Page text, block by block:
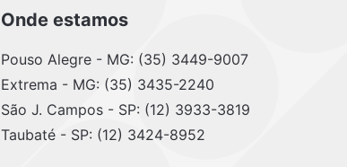
Onde estamos
Pouso Alegre - MG: (35) 3449-9007
Extrema - MG: (35) 3435-2240
São J. Campos - SP: (12) 3933-3819
Taubaté - SP: (12) 3424-8952